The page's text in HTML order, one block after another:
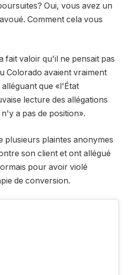
Oui, vous avez un
Comment cela vous
fait valoir qu'il ne pensait pas
Colorado avaient vraiment
que «l'État
lecture des allégations
a pas de position».
plusieurs plaintes anonymes
son client et ont allégué
pour avoir violé
de conversion.